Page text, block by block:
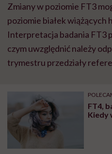
Zmiany w poziomie FT3
poziomie białek wiążących
Interpretacja badania FT3
czym uwzględnić należy
trymestru przedziały
FT4,
Kiedy